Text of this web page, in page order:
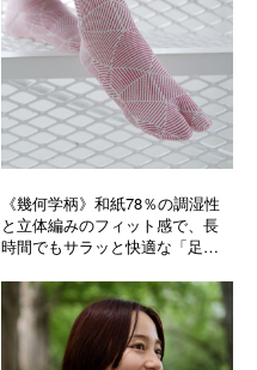
《幾何学柄》和紙78％の調湿性
と立体編みのフィット感で、長
時間でもサラッと快適な「足袋